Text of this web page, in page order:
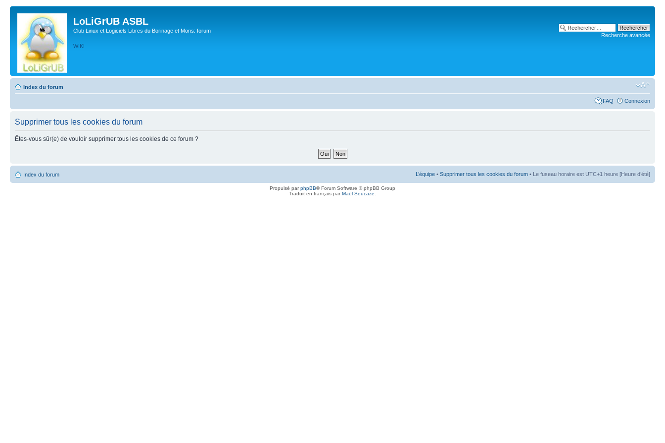
LoLiGrUB ASBL
Club Linux et Logiciels Libres du Borinage et Mons: forum
WIKI
Recherche avancée
Index du forum
FAQ Connexion
Supprimer tous les cookies du forum
Êtes-vous sûr(e) de vouloir supprimer tous les cookies de ce forum ?
Index du forum L’équipe • Supprimer tous les cookies du forum • Le fuseau horaire est UTC+1 heure [Heure d’été]
Propulsé parphpBB® Forum Software © phpBB Group
Traduit en français parMaël Soucaze